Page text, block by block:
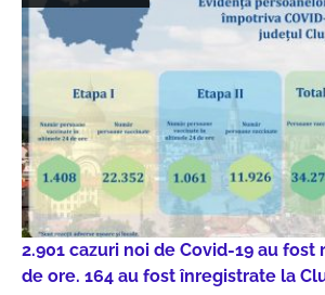
2.901 cazuri noi de Covid-19 au fost
de ore. 164 au fost înregistrate la